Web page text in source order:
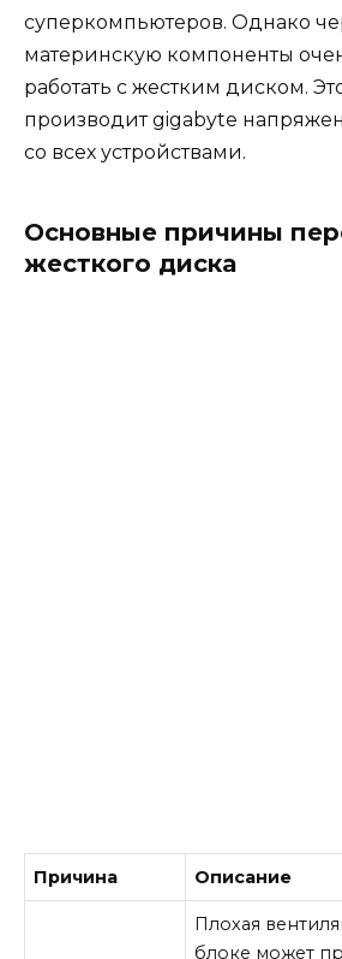
суперкомпьютеров. Однако
материнскую компоненты
работать с жестким диском.
производит gigabyte
со всех устройствами.
Основные причины
жесткого диска
Причина Описание
Плохая
блоке может